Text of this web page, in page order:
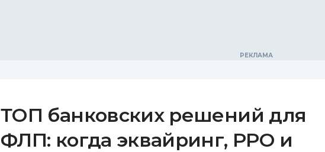
ТОП банковских решений для
ФЛП: когда эквайринг, РРО и